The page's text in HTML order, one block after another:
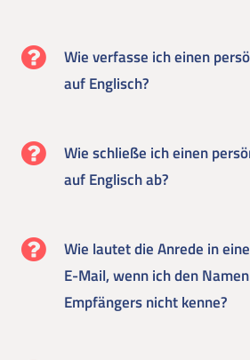
Wie verfasse ich einen
auf Englisch?
Wie schließe ich einen
auf Englisch ab?
Wie lautet die Anrede in
E-Mail, wenn ich den
Empfängers nicht kenne?